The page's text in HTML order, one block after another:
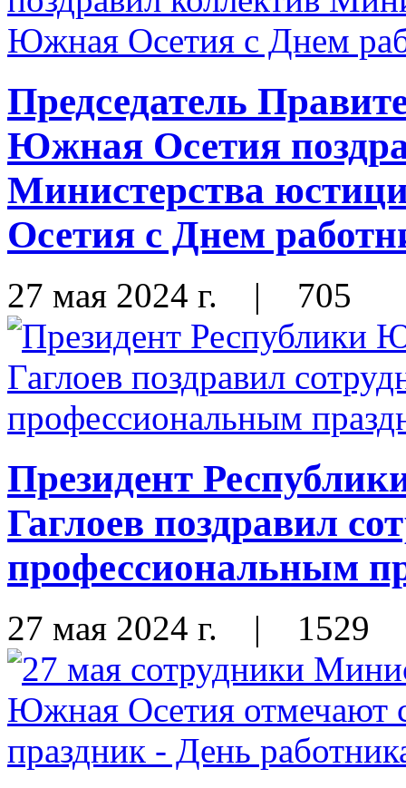
Председатель
Южная Осетия
Министерства
Осетия с Днем
27 мая 2024 г. | 705
Президент
Гаглоев поздравил
профессиональным
27 мая 2024 г. | 1529